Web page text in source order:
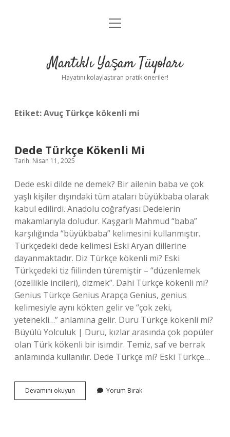
Anasayfa
Yasal Uyarı
menüyü
Mantıklı Yaşam Tüyoları
Hayatını kolaylaştıran pratik öneriler!
Etiket:Avuç Türkçe kökenli mi
Dede Türkçe Kökenli Mi
Tarih: Nisan 11, 2025
Dede eski dilde ne demek? Bir ailenin baba ve çok
yaşlı kişiler dışındaki tüm ataları büyükbaba olarak
kabul edilirdi. Anadolu coğrafyası Dedelerin
makamlarıyla doludur. Kaşgarlı Mahmud “baba”
karşılığında “büyükbaba” kelimesini kullanmıştır.
Türkçedeki dede kelimesi Eski Aryan dillerine
dayanmaktadır. Diz Türkçe kökenli mi? Eski
Türkçedeki tiz fiilinden türemiştir – “düzenlemek
(özellikle incileri), dizmek”. Dahi Türkçe kökenli mi?
Genius Türkçe Genius Arapça Genius, genius
kelimesiyle aynı kökten gelir ve “çok zeki,
yetenekli…” anlamına gelir. Duru Türkçe kökenli mi?
Büyülü Yolculuk | Duru, kızlar arasında çok popüler
olan Türk kökenli bir isimdir. Temiz, saf ve berrak
anlamında kullanılır. Dede Türkçe mi? Eski Türkçe…
Devamını okuyun
Türkçe
Yorum Bırak